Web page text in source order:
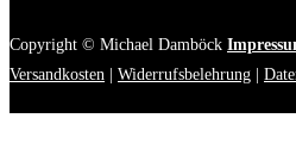
Copyright © Michael Damböck
Versandkosten
Widerrufsbelehrung